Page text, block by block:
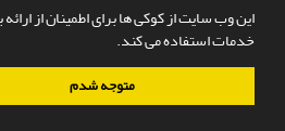
این وب سایت از کوکی ها برای اطمینان از
خدمات استفاده می کند.
متوجه شدم
سامانه مدیریت نشریات علمی.طراحی و